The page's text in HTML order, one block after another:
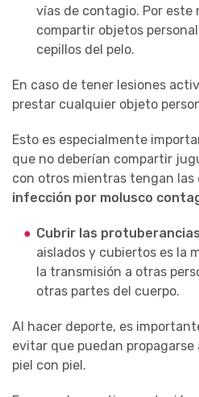
vías de contagio. Por este
compartir objetos
cepillos del pelo.
En caso de tener lesiones
prestar cualquier objeto
Esto es especialmente
que no deberían compartir
con otros mientras tengan las
infección por molusco
Cubrir las protuberancias
aislados y cubiertos es la
la transmisión a otras
otras partes del cuerpo.
Al hacer deporte, es
evitar que puedan propagarse
piel con piel.